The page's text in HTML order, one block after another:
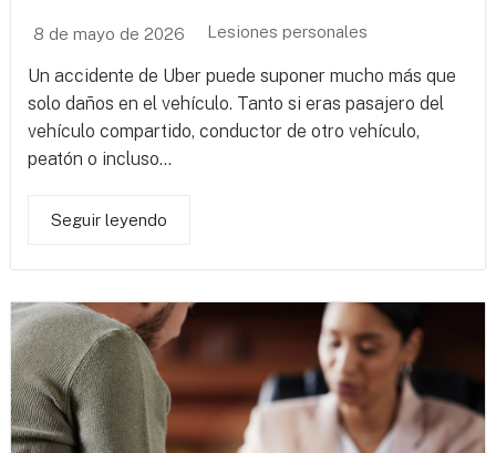
8 de mayo de 2026 Lesiones personales
Un accidente de Uber puede suponer mucho más que
solo daños en el vehículo. Tanto si eras pasajero del
vehículo compartido, conductor de otro vehículo,
peatón o incluso...
Seguir leyendo